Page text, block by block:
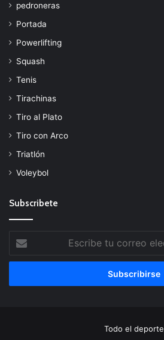
pedroneras
Portada
Powerlifting
Squash
Tenis
Tirachinas
Tiro al Plato
Tiro con Arco
Triatlón
Voleybol
Subscribete
Escribe
tu
correo
Todo el deporte